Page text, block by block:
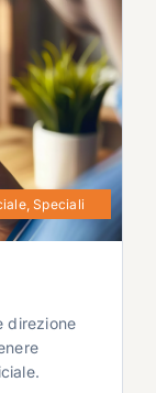
,Speciali
direzione